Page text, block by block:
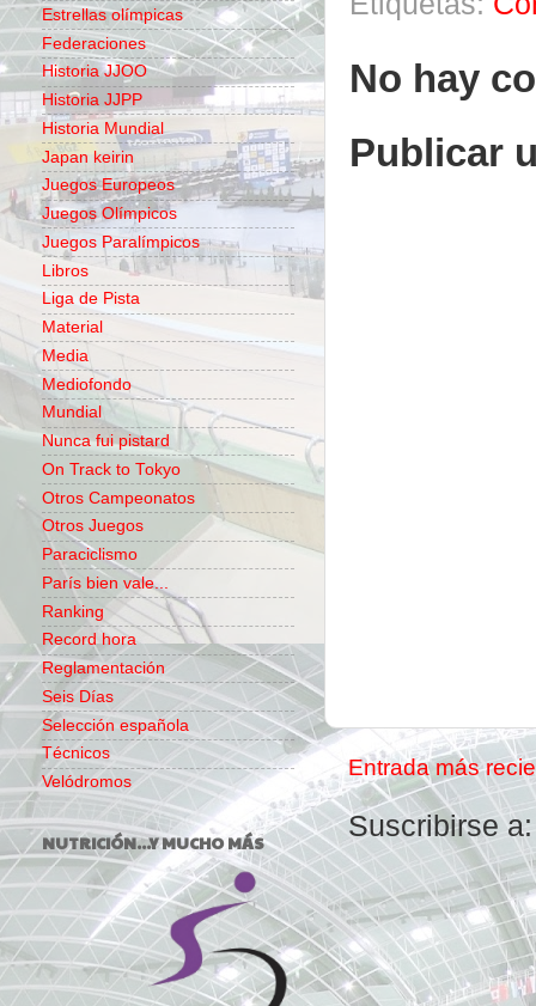
No hay
Publicar
Entrada más
Suscribirse
Estrellas olímpicas
Federaciones
Historia JJOO
Historia JJPP
Historia Mundial
Japan keirin
Juegos Europeos
Juegos Olímpicos
Juegos Paralímpicos
Libros
Liga de Pista
Material
Media
Mediofondo
Mundial
Nunca fui pistard
On Track to Tokyo
Otros Campeonatos
Otros Juegos
Paraciclismo
París bien vale...
Ranking
Record hora
Reglamentación
Seis Días
Selección española
Técnicos
Velódromos
NUTRICIÓN...Y MUCHO MÁS